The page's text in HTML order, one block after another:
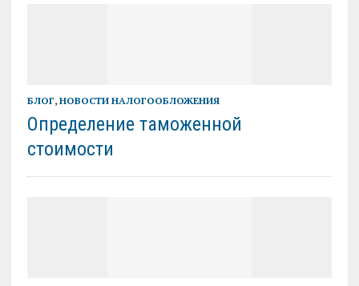
БЛОГ, НОВОСТИ НАЛОГООБЛОЖЕНИЯ
Определение таможенной
стоимости